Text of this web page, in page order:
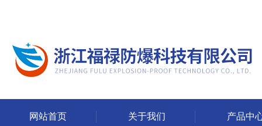
网站首页 关于我们 产品中